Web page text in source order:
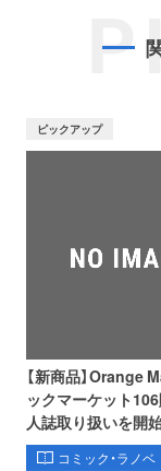
ピックアップ
【新商品】Orange
ックマーケット
人誌取り扱いを開始
コミック・ラノベ